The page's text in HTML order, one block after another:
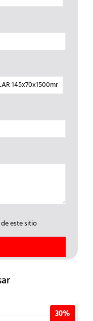
este sitio
30%